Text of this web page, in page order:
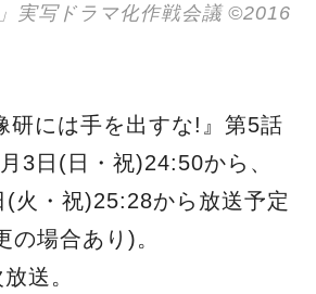
実写ドラマ化作戦会議 ©2016
研には手を出すな!』第5話
3日(日・祝)24:50から、
火・祝)25:28から放送予定
場合あり)。
送。